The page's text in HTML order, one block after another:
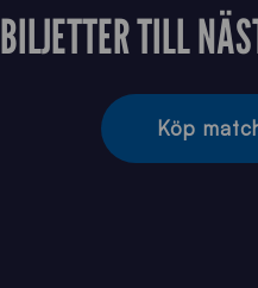
BILJETTER TILL
Köp